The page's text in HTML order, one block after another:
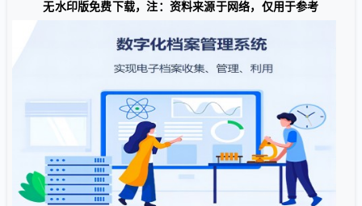
无水印版免费下载，注：资料来源于网络，仅用于参考